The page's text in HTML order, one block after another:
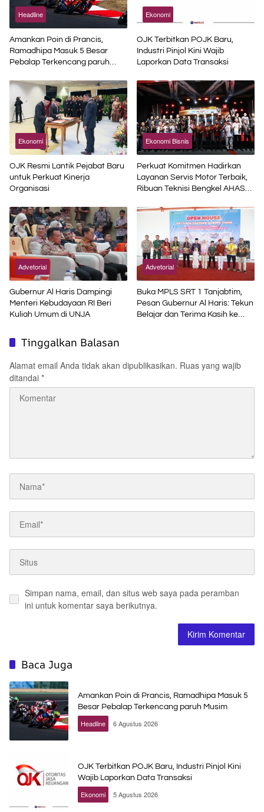
Headline
Amankan Poin di Prancis,
Ramadhipa Masuk 5 Besar
Pebalap Terkencang paruh
Ekonomi
OJK Terbitkan POJK Baru,
Industri Pinjol Kini Wajib
Laporkan Data Transaksi
Ekonomi
OJK Resmi Lantik Pejabat Baru
untuk Perkuat Kinerja
Organisasi
Ekonomi Bisnis
Perkuat Komitmen Hadirkan
Layanan Servis Motor Terbaik,
Ribuan Teknisi Bengkel AHASS
Skill Contest
Advetorial
Gubernur Al Haris Dampingi
Menteri Kebudayaan RI Beri
Kuliah Umum di UNJA
Advetorial
Buka MPLS SRT 1 Tanjabtim,
Pesan Gubernur Al Haris: Tekun
Belajar dan Terima Kasih ke
Tinggalkan Balasan
Alamat email Anda tidak akan dipublikasikan. Ruas yang wajib
ditandai *
Simpan nama, email, dan situs web saya pada peramban
ini untuk komentar saya berikutnya.
Baca Juga
Amankan Poin di Prancis, Ramadhipa Masuk 5
Besar Pebalap Terkencang paruh Musim
Headline 6 Agustus 2026
OJK Terbitkan POJK Baru, Industri Pinjol Kini
Wajib Laporkan Data Transaksi
Ekonomi 5 Agustus 2026